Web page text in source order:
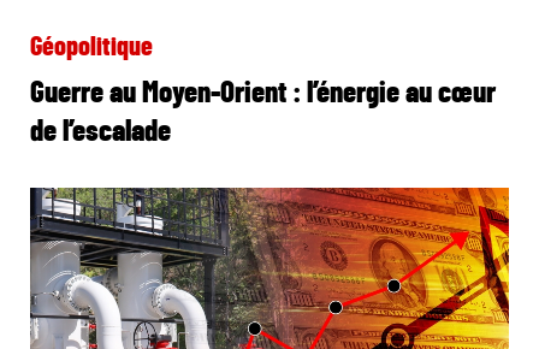
Géopolitique
Guerre au Moyen-Orient : l’énergie au cœur
de l’escalade